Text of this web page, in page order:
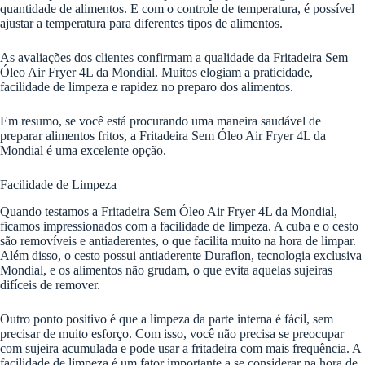
quantidade de alimentos. E com o controle de temperatura, é possível
ajustar a temperatura para diferentes tipos de alimentos.
As avaliações dos clientes confirmam a qualidade da Fritadeira Sem
Óleo Air Fryer 4L da Mondial. Muitos elogiam a praticidade,
facilidade de limpeza e rapidez no preparo dos alimentos.
Em resumo, se você está procurando uma maneira saudável de
preparar alimentos fritos, a Fritadeira Sem Óleo Air Fryer 4L da
Mondial é uma excelente opção.
Facilidade de Limpeza
Quando testamos a Fritadeira Sem Óleo Air Fryer 4L da Mondial,
ficamos impressionados com a facilidade de limpeza. A cuba e o cesto
são removíveis e antiaderentes, o que facilita muito na hora de limpar.
Além disso, o cesto possui antiaderente Duraflon, tecnologia exclusiva
Mondial, e os alimentos não grudam, o que evita aquelas sujeiras
difíceis de remover.
Outro ponto positivo é que a limpeza da parte interna é fácil, sem
precisar de muito esforço. Com isso, você não precisa se preocupar
com sujeira acumulada e pode usar a fritadeira com mais frequência. A